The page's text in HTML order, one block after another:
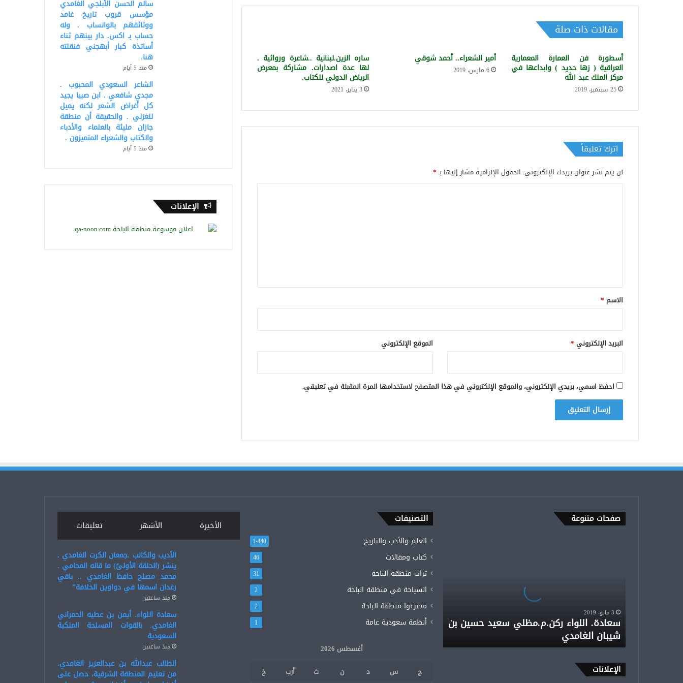
مقالات ذات صلة
أسطورة فن العمارة المعمارية
العراقية ( زها حديد ) وابداعها في
مركز الملك عبد الله
25 سبتمبر، 2019
أمير الشعراء.. أحمد شوقي
6 مارس، 2019
ساره الزين.لبنانية ..شاعرة وروائية .
لها عدة اصدارات. مشاركة بمعرض
الرياض الدولي للكتاب.
3 يناير، 2021
اترك تعليقاً
لن يتم نشر عنوان بريدك الإلكتروني. الحقول الإلزامية مشار إليها بـ*
*
الاسم *
البريد الإلكتروني * الموقع الإلكتروني
احفظ اسمي، بريدي الإلكتروني، والموقع الإلكتروني في هذا المتصفح لاستخدامها المرة المقبلة في تعليقي.
سالم الحسن الأبلجي الغامدي
مؤسس قروب تاريخ غامد
ووثائقهم بالواتساب . وله
حساب بـ اكس. دار بينهم ثناء
أساتذة كبار أبهجني فنقلته
هنا.
منذ 5 أيام
الشاعر السعودي المحبوب .
مجدي شافعي . ابن صبيا يجيد
كل أغراض الشعر لكنه يميل
للغزلي . والحقيقة أن منطقة
جازان مليئة بالعلماء والأدباء
والكتاب والشعراء المتميزون .
منذ 5 أيام
الإعلانات
صفحات متنوعة
الغامدي
3 مايو، 2019
سعادة. اللواء ركن.م.مظلي سعيد حسين بن
شيبان الغامدي
الإعلانات
التصنيفات
العلم والأدب والتاريخ 1٬440
كتاب ومقالات 46
تراث منطقة الباحة 31
السياحة في منطقة الباحة 2
مخترعوا منطقة الباحة 2
أنظمة سعودية عامة 1
أغسطس 2026
ج
س د ن ث أرب خ
الأخيرة الأشهر تعليقات
الأديب والكاتب .جمعان الكرت الغامدي .
ينشر (الحلقة الأولىً) ما قاله المحامي .
محمد مصلح حافظ الغامدي .. باقي
رغدان اسمها في دواوين الخلافة”
منذ ساعتين
سعادة اللواء. أيمن بن عطيه الحمراني
الغامدي. بالقوات المسلحة الملكية
السعودية
منذ ساعتين
الطالب عبدالله بن عبدالعزيز الغامدي.
من تعليم المنطقة الشرقية، حصل على